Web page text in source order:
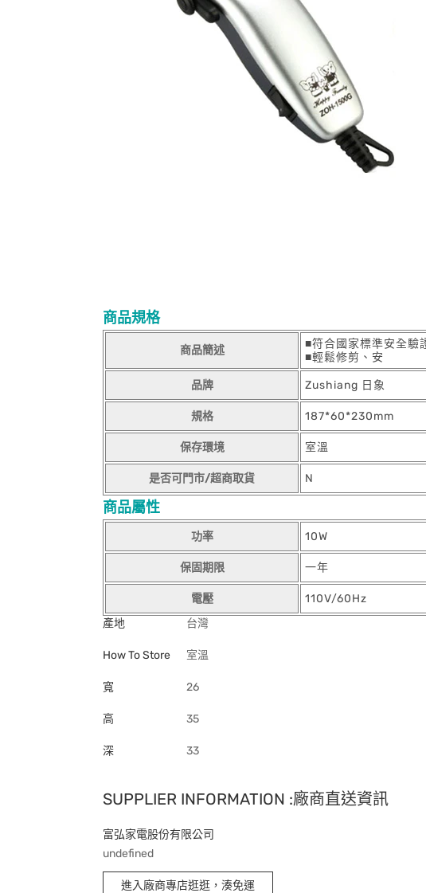
商品規格
商品簡述
■符合國家標準安全驗
■輕鬆修剪、安
品牌 Zushiang 日象
規格 187*60*230mm
保存環境 室溫
是否可門市/超商取貨 N
商品屬性
功率 10W
保固期限 一年
電壓
110V/60Hz
產地
台灣
How To Store 室溫
寬 26
高 35
深 33
SUPPLIER INFORMATION :廠商直送資訊
富弘家電股份有限公司
undefined
進入廠商專店逛逛，湊免運